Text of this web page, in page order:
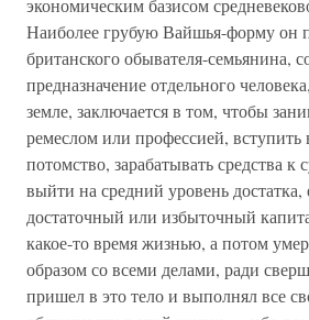
экономическим базисом
Наиболее грубую Вайшья-форму он
британского обывателя-семьянина,
предназначение отдельного
земле, заключается в том, чтобы
ремеслом или профессией, вступить
потомство, зарабатывать средства
выйти на средний уровень достатка,
достаточный или избыточный
какое-то время жизнью, а потом
образом со всеми делами, ради
пришел в это тело и выполнял все